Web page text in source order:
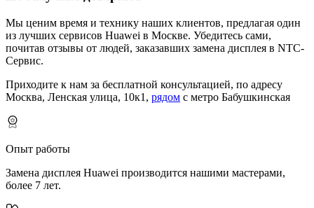
Мы ценим время и технику наших клиентов, предлагая один
из лучших сервисов Huawei в Москве. Убедитесь сами,
почитав отзывы от людей, заказавших замена дисплея в NTC-
Сервис.
Приходите к нам за бесплатной консультацией, по адресу
Москва, Ленская улица, 10к1, рядом с метро Бабушкинская
Опыт работы
Замена дисплея Huawei производится нашими мастерами,
более 7 лет.